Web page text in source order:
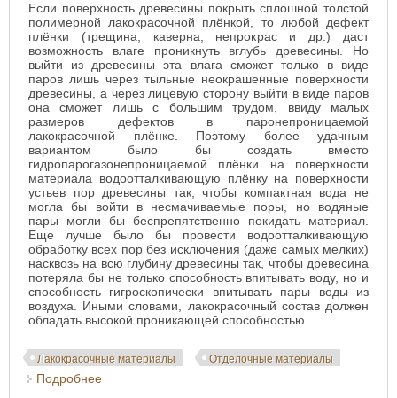
Если поверхность древесины покрыть сплошной толстой
полимерной лакокрасочной плёнкой, то любой дефект
плёнки (трещина, каверна, непрокрас и др.) даст
возможность влаге проникнуть вглубь древесины. Но
выйти из древесины эта влага сможет только в виде
паров лишь через тыльные неокрашенные поверхности
древесины, а через лицевую сторону выйти в виде паров
она сможет лишь с большим трудом, ввиду малых
размеров дефектов в паронепроницаемой
лакокрасочной плёнке. Поэтому более удачным
вариантом было бы создать вместо
гидропарогазонепроницаемой плёнки на поверхности
материала водоотталкивающую плёнку на поверхности
устьев пор древесины так, чтобы компактная вода не
могла бы войти в несмачиваемые поры, но водяные
пары могли бы беспрепятственно покидать материал.
Еще лучше было бы провести водоотталкивающую
обработку всех пор без исключения (даже самых мелких)
насквозь на всю глубину древесины так, чтобы древесина
потеряла бы не только способность впитывать воду, но и
способность гигроскопически впитывать пары воды из
воздуха. Иными словами, лакокрасочный состав должен
обладать высокой проникающей способностью.
Лакокрасочные материалы Отделочные материалы
Подробнее